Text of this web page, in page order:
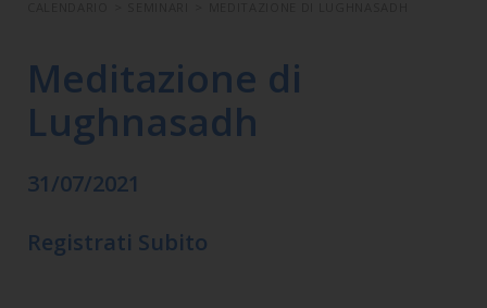
Meditazione di
Lughnasadh
31/07/2021
Registrati Subito